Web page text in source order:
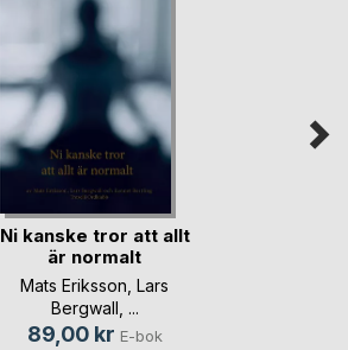
Ni kanske tror att allt
är normalt
Mats Eriksson Lars
Bergwall , ...
89,00 kr E-bok